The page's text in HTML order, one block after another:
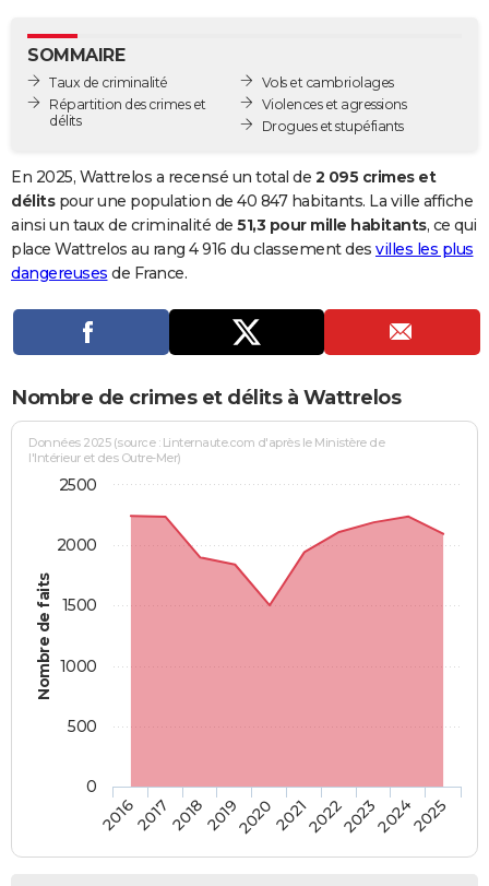
GUIDES D'ACHAT
BONS PLANS
Carte de Noël
Carte Bonne année
Carte Saint-Valentin
Carte Pâques
Carte d'anniversaire
DICTIONNAIRE
Dictionnaire
Biographies
Citations
Expressions
Proverbes
PROGRAMME TV
Se connecter
Entreprises
Service militaire
Avis de recherche
AVIS DE DÉCÈS
Bricolage
Lifestyle
Culture
Sport
Auto
Television
Voyage
Cinema
SOMMAIRE
Taux de criminalité
Répartition des crimes et
délits
Vols et cambriolages
Violences et agressions
Drogues et stupéfiants
En 2025, Wattrelos a recensé un total de 2 095 crimes et
délitspour une population de 40 847 habitants. La ville affiche
ainsi un taux de criminalité de 51,3 pour mille habitants, ce qui
place Wattrelos au rang 4 916 du classement des villes les plus
dangereuses de France.
Nombre de crimes et délits à Wattrelos
Nombre de faits
Données 2025 (source : Linternaute.com d'après le Ministère de
l'Intérieur et des Outre-Mer)
2016201720182019202020212022202320242025
0
500
1000
1500
2000
2500